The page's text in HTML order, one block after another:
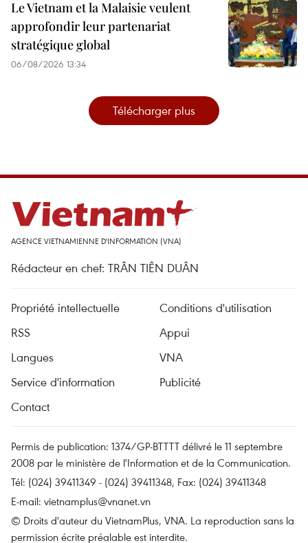
Le Vietnam et la Malaisie veulent
approfondir leur partenariat
stratégique global
06/08/2026 13:34
Télécharger plus
AGENCE VIETNAMIENNE D'INFORMATION (VNA)
Rédacteur en chef: TRÂN TIÊN DUÂN
Propriété intellectuelle
Conditions d'utilisation
RSS
Appui
Langues
VNA
Service d'information
Publicité
Contact
Permis de publication: 1374/GP-BTTTT délivré le 11 septembre
2008 par le ministère de l'Information et de la Communication.
Tél: (024) 39411349 - (024) 39411348, Fax: (024) 39411348
E-mail: vietnamplus@vnanet.vn
© Droits d'auteur du VietnamPlus, VNA. La reproduction sans la
permission écrite préalable est interdite.